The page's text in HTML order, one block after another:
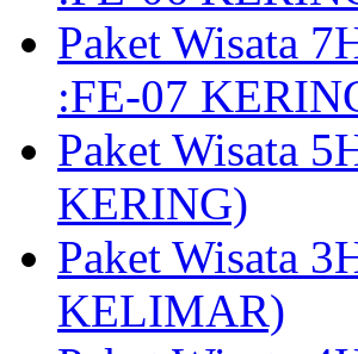
Paket Wisata
:FE-07
Paket Wisata
KERING)
Paket Wisata
KELIMAR)